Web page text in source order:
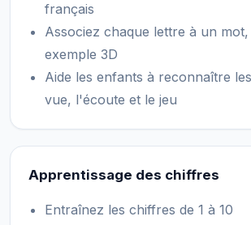
français
Associez chaque lettre à un
exemple 3D
Aide les enfants à reconnaître
vue, l'écoute et le jeu
Apprentissage des chiffres
Entraînez les chiffres de 1 à 10